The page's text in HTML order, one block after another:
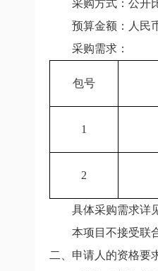
采购方式：公开
预算金额：人民
采购需求：
包号
1
2
具体采购需求详
本项目不接受联
二、申请人的资格要